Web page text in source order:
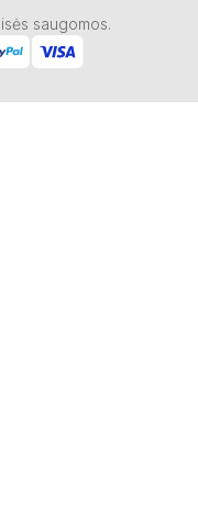
saugomos.